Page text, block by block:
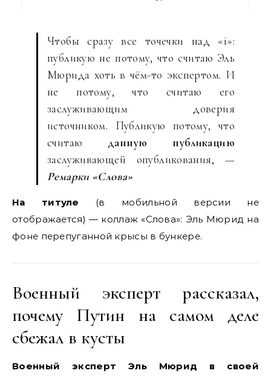
Чтобы сразу все точечки над «i»:
публикую не потому, что считаю Эль
Мюрида хоть в чём-то экспертом. И
не потому, что считаю его
заслуживающим доверия
источником. Публикую потому, что
считаю данную публикацию
заслуживающей опубликования, —
Ремарки «Слова»
На титуле (в мобильной версии не
отображается) — коллаж «Слова»: Эль Мюрид на
фоне перепуганной крысы в бункере.
Военный эксперт рассказал,
почему Путин на самом деле
сбежал в кусты
Военный эксперт Эль Мюрид в своей